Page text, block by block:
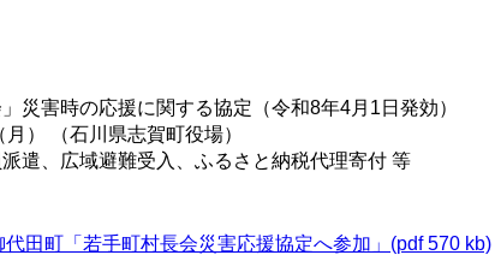
災害時の応援に関する協定（令和8年4月1日発効）
） （石川県志賀町役場）
遣、広域避難受入、ふるさと納税代理寄付 等
田町「若手町村長会災害応援協定へ参加」(pdf 570 kb)